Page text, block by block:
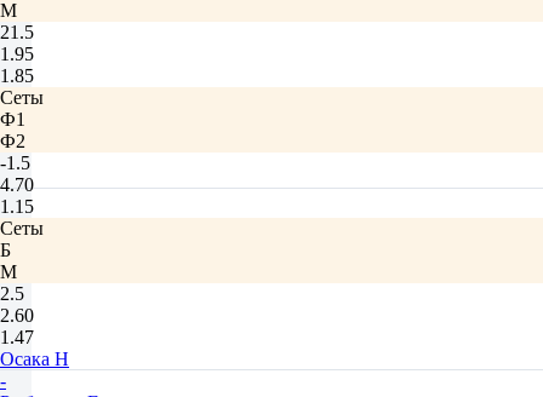
М
21.5
1.95
1.85
Сеты
Ф1
Ф2
-1.5
4.70
1.15
Сеты
Б
М
2.5
2.60
1.47
Осака Н
-